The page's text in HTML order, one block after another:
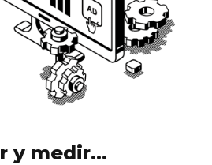
y medir...